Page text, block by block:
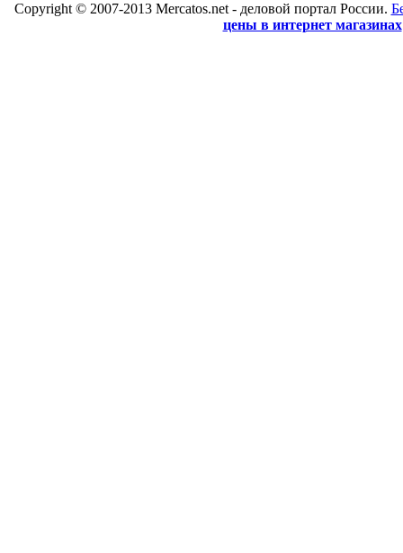
Copyright © 2007-2013 Mercatos.net - деловой портал России.
цены в интернет магазинах